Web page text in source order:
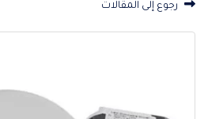
رجوع إلى المقالات